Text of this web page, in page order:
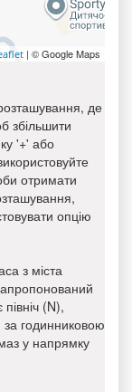
| © Google Maps
де
збільшити
'+' або
отримати
опцію
з міста
(N),
за годинниковою
у напрямку